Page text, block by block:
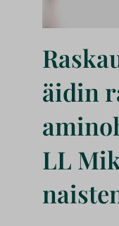
äidin
LL